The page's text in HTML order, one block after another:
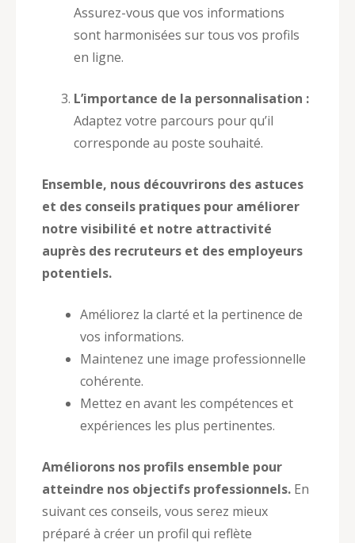
Assurez-vous que vos informations
sont harmonisées sur tous vos profils
en ligne.
L’importance de la personnalisation :
Adaptez votre parcours pour qu’il
corresponde au poste souhaité.
Ensemble, nous découvrirons des astuces
et des conseils pratiques pour améliorer
notre visibilité et notre attractivité
auprès des recruteurs et des employeurs
potentiels.
Améliorez la clarté et la pertinence de
vos informations.
Maintenez une image professionnelle
cohérente.
Mettez en avant les compétences et
expériences les plus pertinentes.
Améliorons nos profils ensemble pour
atteindre nos objectifs professionnels. En
suivant ces conseils, vous serez mieux
préparé à créer un profil qui reflète